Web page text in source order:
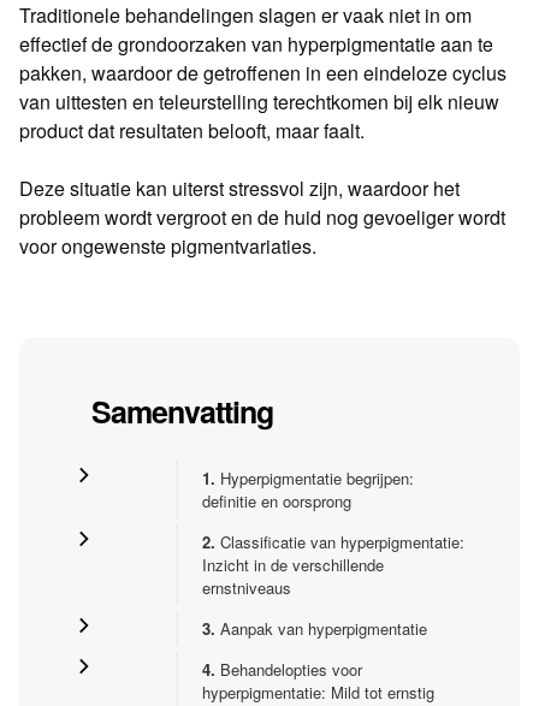
Traditionele behandelingen slagen er vaak niet in om
effectief de grondoorzaken van hyperpigmentatie aan te
pakken, waardoor de getroffenen in een eindeloze cyclus
van uittesten en teleurstelling terechtkomen bij elk nieuw
product dat resultaten belooft, maar faalt.
Deze situatie kan uiterst stressvol zijn, waardoor het
probleem wordt vergroot en de huid nog gevoeliger wordt
voor ongewenste pigmentvariaties.
Samenvatting
1. Hyperpigmentatie begrijpen:
definitie en oorsprong
2. Classificatie van hyperpigmentatie:
Inzicht in de verschillende
ernstniveaus
3. Aanpak van hyperpigmentatie
4. Behandelopties voor
hyperpigmentatie: Mild tot ernstig